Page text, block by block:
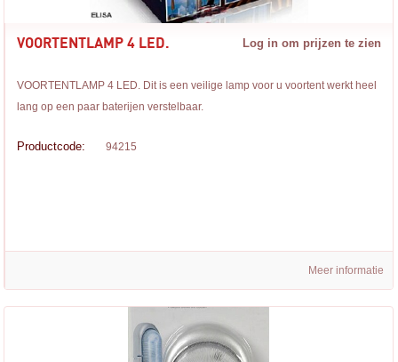
VOORTENTLAMP 4 LED. Log in om prijzen te zien
VOORTENTLAMP 4 LED. Dit is een veilige lamp voor u voortent werkt heel
lang op een paar baterijen verstelbaar.
Productcode: 94215
Meer informatie